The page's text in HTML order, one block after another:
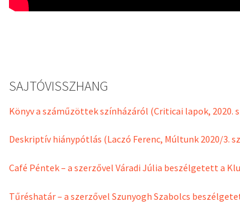
SAJTÓVISSZHANG
Könyv a száműzöttek színházáról (Criticai lapok, 2020.
Deskriptív hiánypótlás (Laczó Ferenc, Múltunk 2020/3.
Café Péntek – a szerzővel Váradi Júlia beszélgetett a
Tűréshatár – a szerzővel Szunyogh Szabolcs